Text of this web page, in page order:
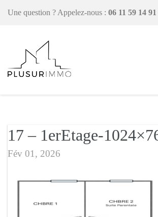
Une question ? Appelez-nous : 06 11 59 14 91
17 – 1erEtage-
Fév 01, 2026